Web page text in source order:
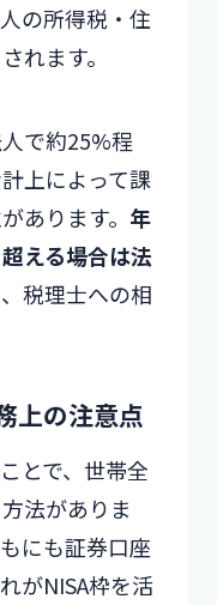
の所得税・住
れます。
で約25%程
上によって課
あります。 年
える場合は法
税理士への相
上の注意点
とで、世帯全
法がありま
にも証券口座
がNISA枠を活